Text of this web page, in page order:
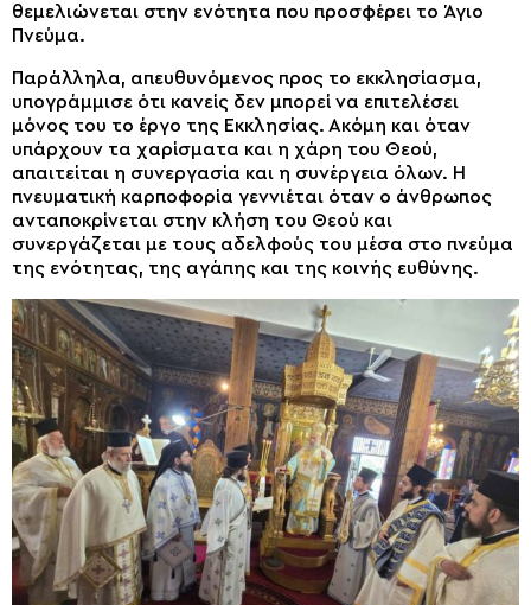
θεμελιώνεται στην ενότητα που προσφέρει το Άγιο
Πνεύμα.
Παράλληλα, απευθυνόμενος προς το εκκλησίασμα,
υπογράμμισε ότι κανείς δεν μπορεί να επιτελέσει
μόνος του το έργο της Εκκλησίας. Ακόμη και όταν
υπάρχουν τα χαρίσματα και η χάρη του Θεού,
απαιτείται η συνεργασία και η συνέργεια όλων. Η
πνευματική καρποφορία γεννιέται όταν ο άνθρωπος
ανταποκρίνεται στην κλήση του Θεού και
συνεργάζεται με τους αδελφούς του μέσα στο πνεύμα
της ενότητας, της αγάπης και της κοινής ευθύνης.